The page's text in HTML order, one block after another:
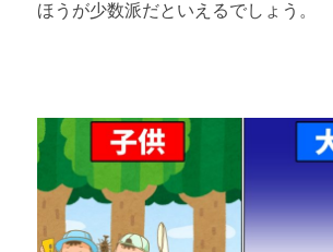
ほうが少数派だといえるでしょう。